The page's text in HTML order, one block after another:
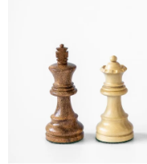
ȘAH ONLINE
MERCH ȘAH
CADOURI